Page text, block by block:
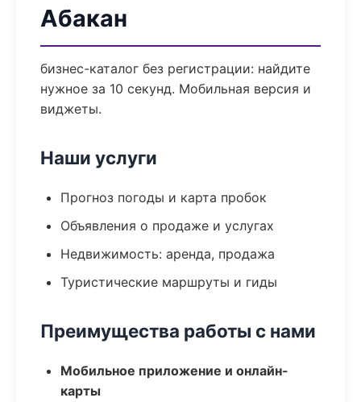
Абакан
бизнес-каталог без регистрации: найдите
нужное за 10 секунд. Мобильная версия и
виджеты.
Наши услуги
Прогноз погоды и карта пробок
Объявления о продаже и услугах
Недвижимость: аренда, продажа
Туристические маршруты и гиды
Преимущества работы с нами
Мобильное приложение и онлайн-
карты